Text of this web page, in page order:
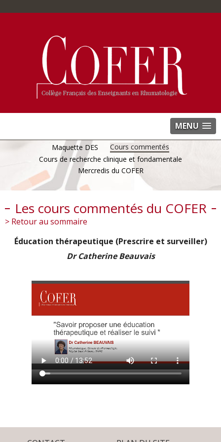
MENU
Maquette DES
Cours commentés
Cours de recherche clinique et fondamentale
Mercredis du COFER
Les cours commentés du COFER
> Retour au sommaire
Éducation thérapeutique (Prescrire et surveiller)
Dr Catherine Beauvais